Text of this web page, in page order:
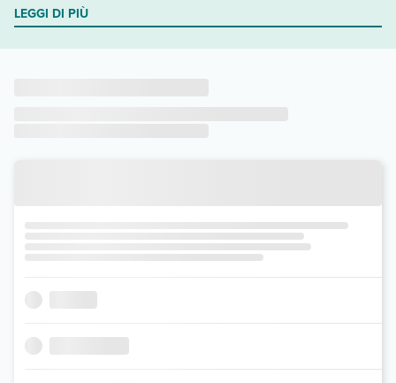
LEGGI DI PIÙ